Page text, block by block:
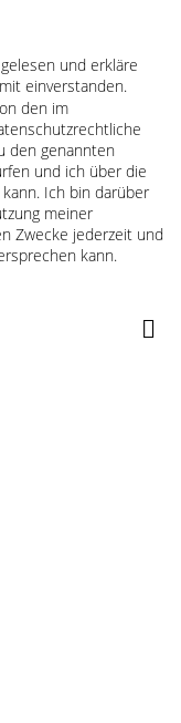
gelesen und erkläre
einverstanden.
den im
den genannten
und ich über die
Ich bin darüber
meiner
Zwecke jederzeit und
kann.